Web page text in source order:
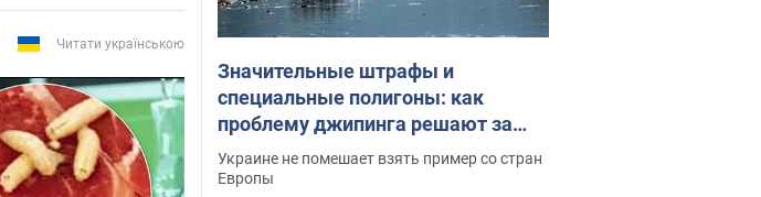
Читати українською
Значительные штрафы и
специальные полигоны: как
проблему джипинга решают за
границей
Украине не помешает взять пример со стран
Европы